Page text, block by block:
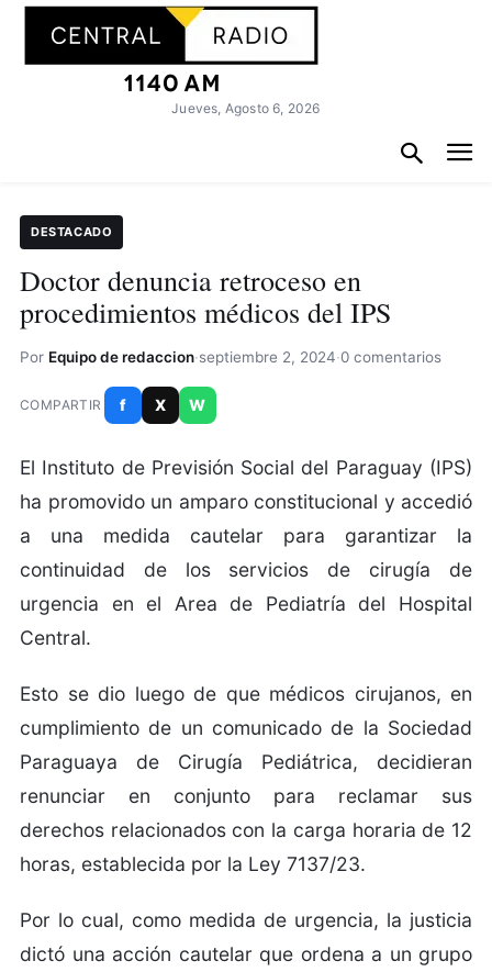
Jueves, Agosto 6, 2026
DESTACADO
Doctor denuncia retroceso en
procedimientos médicos del IPS
Por Equipo de redaccion·septiembre 2, 2024·0 comentarios
COMPARTIR f X W
El Instituto de Previsión Social del Paraguay (IPS)
ha promovido un amparo constitucional y accedió
a una medida cautelar para garantizar la
continuidad de los servicios de cirugía de
urgencia en el Area de Pediatría del Hospital
Central.
Esto se dio luego de que médicos cirujanos, en
cumplimiento de un comunicado de la Sociedad
Paraguaya de Cirugía Pediátrica, decidieran
renunciar en conjunto para reclamar sus
derechos relacionados con la carga horaria de 12
horas, establecida por la Ley 7137/23.
Por lo cual, como medida de urgencia, la justicia
dictó una acción cautelar que ordena a un grupo